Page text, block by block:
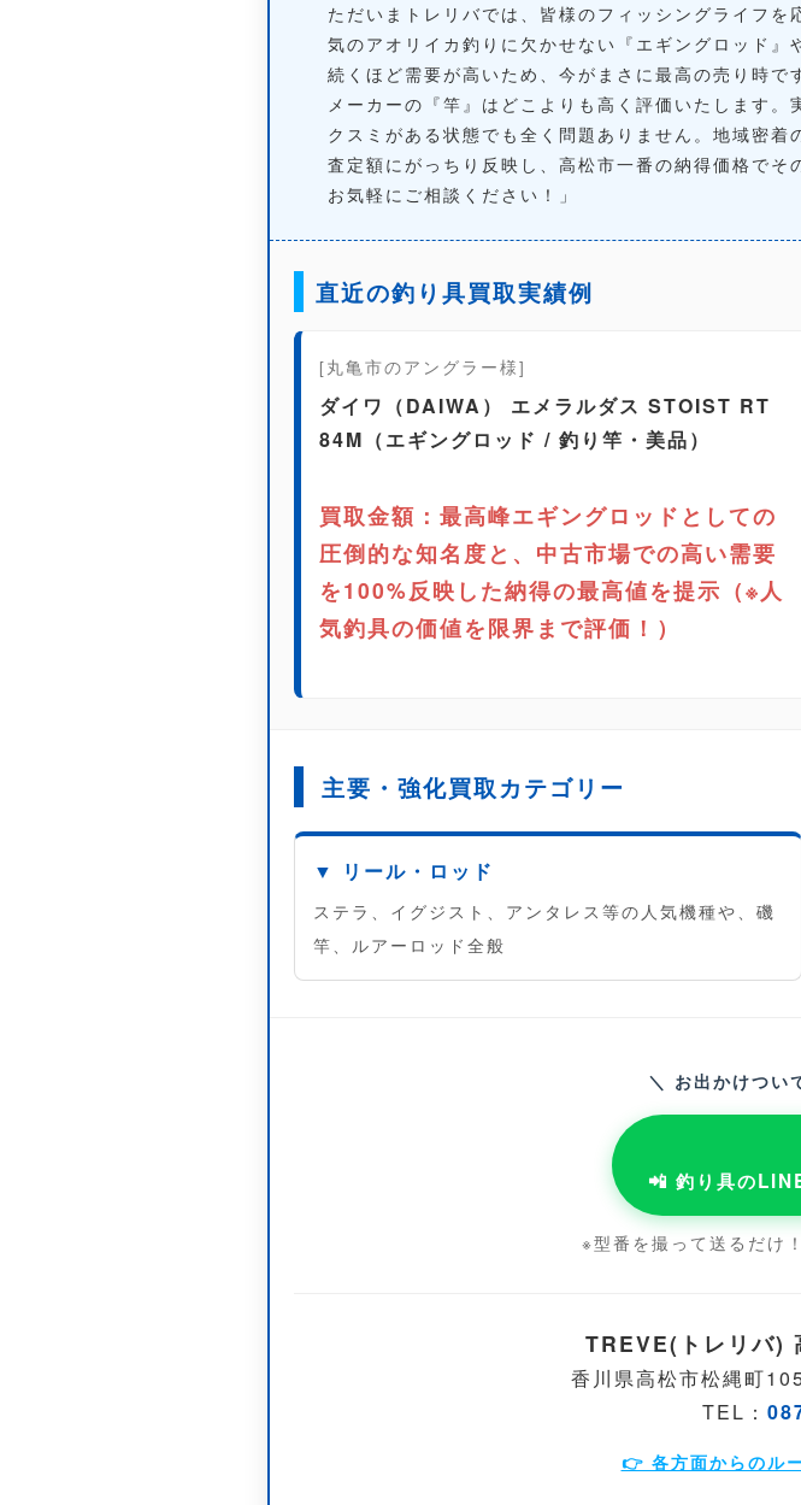
ただいまトレリバでは、皆様のフィッシングライフを
気のアオリイカ釣りに欠かせない『 エギングロッド 』
続くほど需要が高いため、今がまさに最高の売り時
メーカーの『竿 』はどこよりも高く評価いたします
クスミがある状態でも全く問題ありません。地域密着
査定額にがっちり反映し、 高松市一番の納得価格でそ
お気軽にご相談ください！」
直近の釣り具買取実績例
[丸亀市のアングラー様]
ダイワ（DAIWA） エメラルダス STOIST RT
84M（エギングロッド / 釣り竿・美品）
買取金額：最高峰エギングロッドとしての
圧倒的な知名度と、中古市場での高い需要
を100%反映した納得の最高値を提示（※人
気釣具の価値を限界まで評価！）
主要・強化買取カテゴリー
▼ リール・ロッド
ステラ、イグジスト、アンタレス等の人気機種や、磯
竿、ルアーロッド全般
＼ お出かけつい
📲 釣り具の
※型番を撮って送るだけ
TREVE(トレリバ)
香川県高松市松縄町
TEL：
👉 各方面からのル